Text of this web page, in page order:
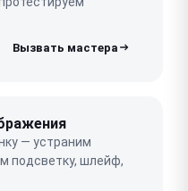
— устраним
подсветку, шлейф,